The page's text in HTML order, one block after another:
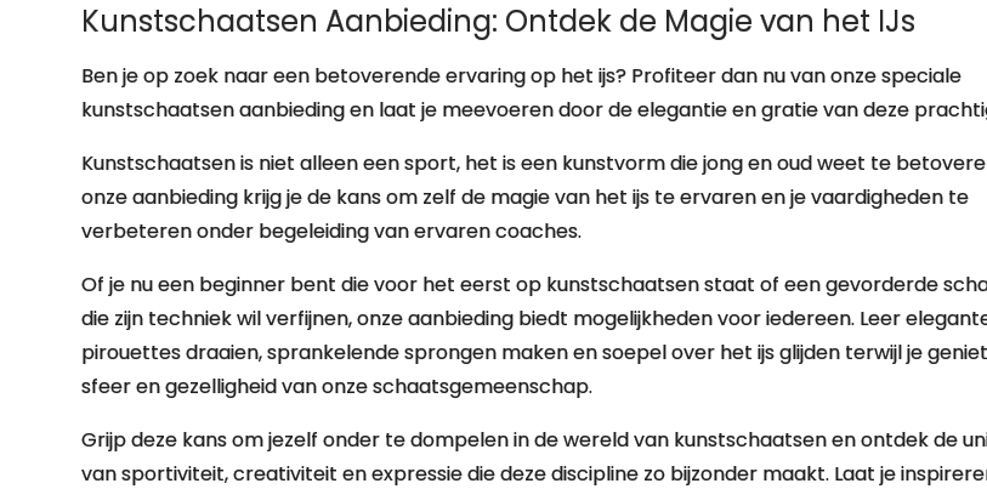
Kunstschaatsen Aanbieding: Ontdek de Magie van het IJs
Ben je op zoek naar een betoverende ervaring op het ijs? Profiteer dan nu van onze speciale
kunstschaatsen aanbieding en laat je meevoeren door de elegantie en gratie van deze
Kunstschaatsen is niet alleen een sport, het is een kunstvorm die jong en oud weet te
onze aanbieding krijg je de kans om zelf de magie van het ijs te ervaren en je vaardigheden te
verbeteren onder begeleiding van ervaren coaches.
Of je nu een beginner bent die voor het eerst op kunstschaatsen staat of een gevorderde
die zijn techniek wil verfijnen, onze aanbieding biedt mogelijkheden voor iedereen. Leer
pirouettes draaien, sprankelende sprongen maken en soepel over het ijs glijden terwijl je
sfeer en gezelligheid van onze schaatsgemeenschap.
Grijp deze kans om jezelf onder te dompelen in de wereld van kunstschaatsen en ontdek de
van sportiviteit, creativiteit en expressie die deze discipline zo bijzonder maakt. Laat je